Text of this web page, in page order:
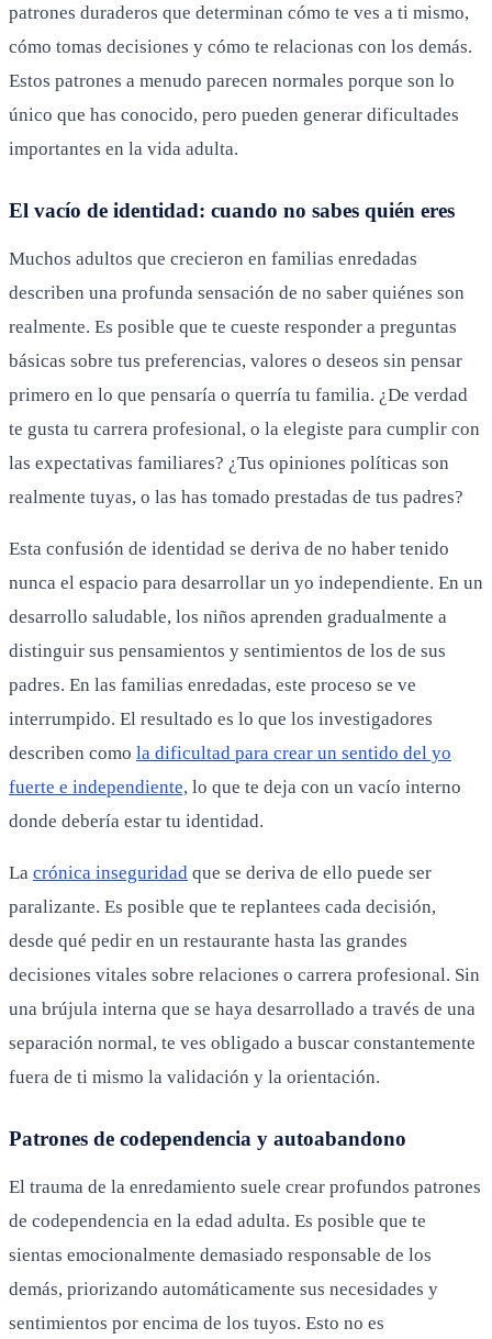
patrones duraderos que determinan cómo te ves a ti mismo,
cómo tomas decisiones y cómo te relacionas con los demás.
Estos patrones a menudo parecen normales porque son lo
único que has conocido, pero pueden generar dificultades
importantes en la vida adulta.
El vacío de identidad: cuando no sabes quién eres
Muchos adultos que crecieron en familias enredadas
describen una profunda sensación de no saber quiénes son
realmente. Es posible que te cueste responder a preguntas
básicas sobre tus preferencias, valores o deseos sin pensar
primero en lo que pensaría o querría tu familia. ¿De verdad
te gusta tu carrera profesional, o la elegiste para cumplir con
las expectativas familiares? ¿Tus opiniones políticas son
realmente tuyas, o las has tomado prestadas de tus padres?
Esta confusión de identidad se deriva de no haber tenido
nunca el espacio para desarrollar un yo independiente. En un
desarrollo saludable, los niños aprenden gradualmente a
distinguir sus pensamientos y sentimientos de los de sus
padres. En las familias enredadas, este proceso se ve
interrumpido. El resultado es lo que los investigadores
describen como la dificultad para crear un sentido del yo
fuerte e independiente, lo que te deja con un vacío interno
donde debería estar tu identidad.
La crónica inseguridad que se deriva de ello puede ser
paralizante. Es posible que te replantees cada decisión,
desde qué pedir en un restaurante hasta las grandes
decisiones vitales sobre relaciones o carrera profesional. Sin
una brújula interna que se haya desarrollado a través de una
separación normal, te ves obligado a buscar constantemente
fuera de ti mismo la validación y la orientación.
Patrones de codependencia y autoabandono
El trauma de la enredamiento suele crear profundos patrones
de codependencia en la edad adulta. Es posible que te
sientas emocionalmente demasiado responsable de los
demás, priorizando automáticamente sus necesidades y
sentimientos por encima de los tuyos. Esto no es